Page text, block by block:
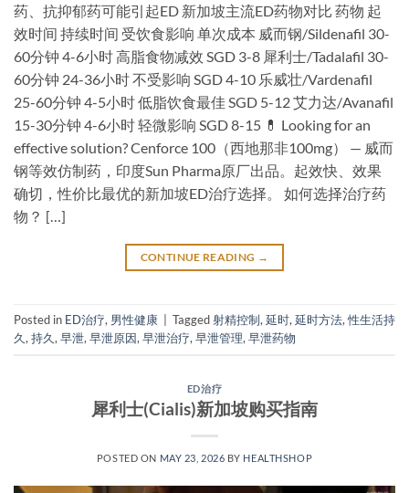
药、抗抑郁药可能引起ED 新加坡主流ED药物对比 药物 起
效时间 持续时间 受饮食影响 单次成本 威而钢/Sildenafil 30-
60分钟 4-6小时 高脂食物减效 SGD 3-8 犀利士/Tadalafil 30-
60分钟 24-36小时 不受影响 SGD 4-10 乐威壮/Vardenafil
25-60分钟 4-5小时 低脂饮食最佳 SGD 5-12 艾力达/Avanafil
15-30分钟 4-6小时 轻微影响 SGD 8-15 💊 Looking for an
effective solution? Cenforce 100（西地那非100mg） — 威而
钢等效仿制药，印度Sun Pharma原厂出品。起效快、效果
确切，性价比最优的新加坡ED治疗选择。 如何选择治疗药
物？ […]
CONTINUE READING →
Posted in ED治疗, 男性健康 Tagged射精控制, 延时, 延时方法,性生活持
久, 持久, 早泄, 早泄原因, 早泄治疗, 早泄管理, 早泄药物
ED治疗
犀利士(Cialis)新加坡购买指南
POSTED ON MAY 23, 2026 BY HEALTHSHOP